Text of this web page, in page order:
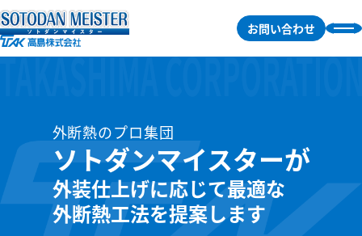
お問い合わせ
製品を探す
工法一覧
仕上げ材から探す
外断熱のプロ集団
ソトダンマイスターが
外装仕上げに応じて最適な
外断熱工法を提案します